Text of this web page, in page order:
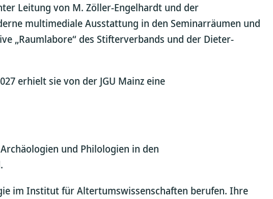
Leitung von M. Zöller-Engelhardt und der
multimediale Ausstattung in den Seminarräumen und
„Raumlabore“ des Stifterverbands und der Dieter-
erhielt sie von der JGU Mainz eine
und Philologien in den
im Institut für Altertumswissenschaften berufen. Ihre